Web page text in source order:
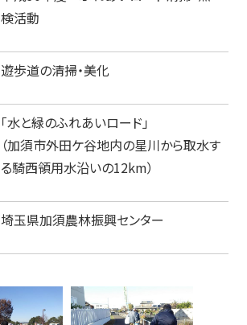
検活動
遊歩道の清掃・美化
「水と緑のふれあいロード」
（加須市外田ケ谷地内の星川から取水す
る騎西領用水沿いの12km）
埼玉県加須農林振興センター